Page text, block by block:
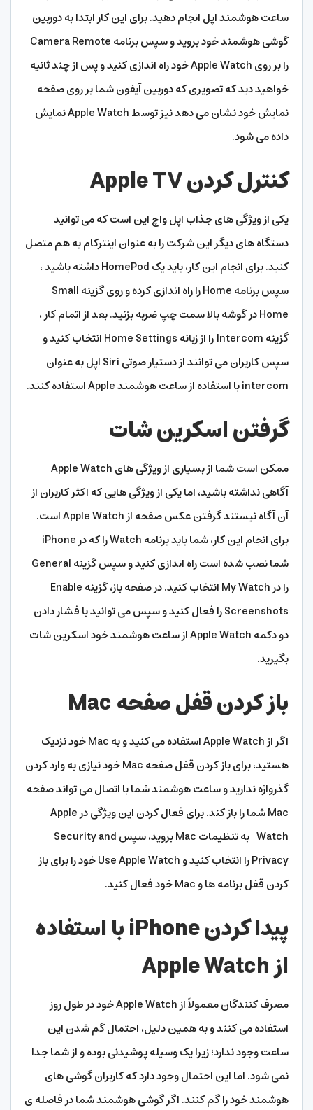
ساعت هوشمند اپل انجام دهید. برای این کار ابتدا به دوربین
گوشی هوشمند خود بروید و سپس برنامه Camera Remote
را بر روی Apple Watch خود راه اندازی کنید و پس از چند ثانیه
خواهید دید که تصویری که دوربین آیفون شما بر روی صفحه
نمایش خود نشان می دهد نیز توسط Apple Watch نمایش
داده می شود.
کنترل کردن Apple TV
یکی از ویژگی های جذاب اپل واچ این است که می توانید
دستگاه های دیگر این شرکت را به عنوان اینترکام به هم متصل
کنید. برای انجام این کار، باید یک HomePod داشته باشید ،
سپس برنامه Home را راه اندازی کرده و روی گزینه Small
Home در گوشه بالا سمت چپ ضربه بزنید. بعد از اتمام کار ،
گزینه Intercom را از زبانه Home Settings انتخاب کنید و
سپس کاربران می توانند از دستیار صوتی Siri اپل به عنوان
intercom با استفاده از ساعت هوشمند Apple استفاده کنند.
گرفتن اسکرین شات
ممکن است شما از بسیاری از ویژگی های Apple Watch
آگاهی نداشته باشید، اما یکی از ویژگی هایی که اکثر کاربران از
آن آگاه نیستند گرفتن عکس صفحه از Apple Watch است.
برای انجام این کار، شما باید برنامه Watch را که در iPhone
شما نصب شده است راه اندازی کنید و سپس گزینه General
را در My Watch انتخاب کنید. در صفحه باز، گزینه Enable
Screenshots را فعال کنید و سپس می توانید با فشار دادن
دو دکمه Apple Watch از ساعت هوشمند خود اسکرین شات
بگیرید.
باز کردن قفل صفحه Mac
اگر از Apple Watch استفاده می کنید و به Mac خود نزدیک
هستید، برای باز کردن قفل صفحه Mac خود نیازی به وارد کردن
گذرواژه ندارید و ساعت هوشمند شما با اتصال می تواند صفحه
Mac شما را باز کند. برای فعال کردن این ویژگی در Apple
Watch به تنظیمات Mac بروید، سپس Security and
Privacy را انتخاب کنید و Use Apple Watch خود را برای باز
کردن قفل برنامه ها و Mac خود فعال کنید.
پیدا کردن iPhone با استفاده
از Apple Watch
مصرف کنندگان معمولاً از Apple Watch خود در طول روز
استفاده می کنند و به همین دلیل، احتمال گم شدن این
ساعت وجود ندارد؛ زیرا یک وسیله پوشیدنی بوده و از شما جدا
نمی شود. اما این احتمال وجود دارد که کاربران گوشی های
هوشمند خود را گم کنند. اگر گوشی هوشمند شما در فاصله ی